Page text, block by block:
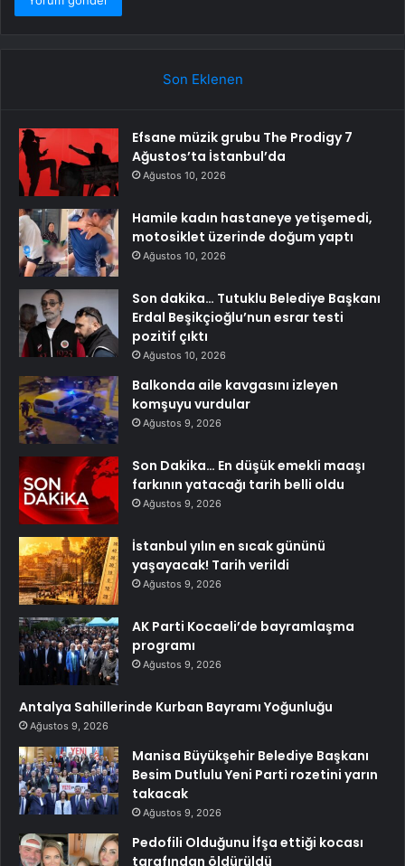
Son Eklenen
Efsane müzik grubu The Prodigy 7
Ağustos’ta İstanbul’da
Ağustos 10, 2026
Hamile kadın hastaneye yetişemedi,
motosiklet üzerinde doğum yaptı
Ağustos 10, 2026
Son dakika… Tutuklu Belediye Başkanı
Erdal Beşikçioğlu’nun esrar testi
pozitif çıktı
Ağustos 10, 2026
Balkonda aile kavgasını izleyen
komşuyu vurdular
Ağustos 9, 2026
Son Dakika… En düşük emekli maaşı
farkının yatacağı tarih belli oldu
Ağustos 9, 2026
İstanbul yılın en sıcak gününü
yaşayacak! Tarih verildi
Ağustos 9, 2026
AK Parti Kocaeli’de bayramlaşma
programı
Ağustos 9, 2026
Antalya Sahillerinde Kurban Bayramı Yoğunluğu
Ağustos 9, 2026
Manisa Büyükşehir Belediye Başkanı
Besim Dutlulu Yeni Parti rozetini yarın
takacak
Ağustos 9, 2026
Pedofili Olduğunu İfşa ettiği kocası
tarafından öldürüldü